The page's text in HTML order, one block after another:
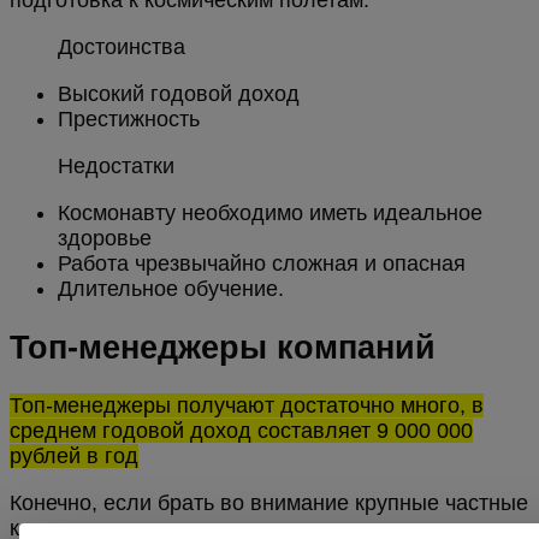
Достоинства
Высокий годовой доход
Престижность
Недостатки
Космонавту необходимо иметь идеальное
здоровье
Работа чрезвычайно сложная и опасная
Длительное обучение.
Топ-менеджеры компаний
Топ-менеджеры получают достаточно много, в
среднем годовой доход составляет 9 000 000
рублей в год
Конечно, если брать во внимание крупные частные
компании, то директора и управляющие